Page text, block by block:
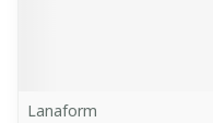
Lanaform